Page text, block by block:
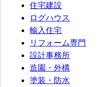
住宅建設
ログハウス
輸入住宅
リフォーム専門
設計事務所
造園・外構
塗装・防水